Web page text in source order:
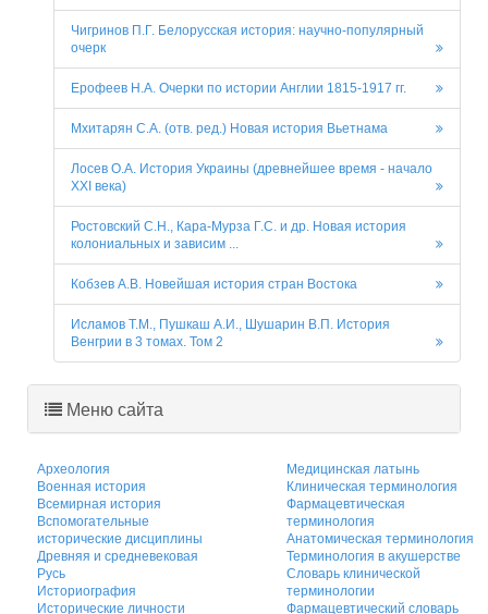
Чигринов П.Г. Белорусская история: научно-популярный
очерк
Ерофеев Н.А. Очерки по истории Англии 1815-1917 гг.
Мхитарян С.А. (отв. ред.) Новая история Вьетнама
Лосев О.А. История Украины (древнейшее время - начало
XXI века)
Ростовский С.Н., Кара-Мурза Г.С. и др. Новая история
колониальных и зависим ...
Кобзев А.В. Новейшая история стран Востока
Исламов Т.М., Пушкаш А.И., Шушарин В.П. История
Венгрии в 3 томах. Том 2
Меню сайта
Археология
Военная история
Всемирная история
Вспомогательные
исторические дисциплины
Древняя и средневековая
Русь
Историография
Исторические личности
Медицинская латынь
Клиническая терминология
Фармацевтическая
терминология
Анатомическая терминология
Терминология в акушерстве
Словарь клинической
терминологии
Фармацевтический словарь